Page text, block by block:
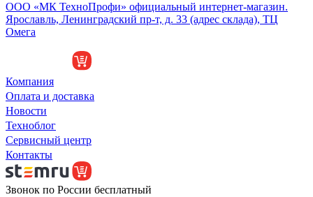
ООО «МК ТехноПрофи» официальный интернет-магазин.
Ярославль, Ленинградский пр-т, д. 33 (адрес склада), ТЦ
Омега
Компания
Оплата и доставка
Новости
Техноблог
Сервисный центр
Контакты
Звонок по России бесплатный